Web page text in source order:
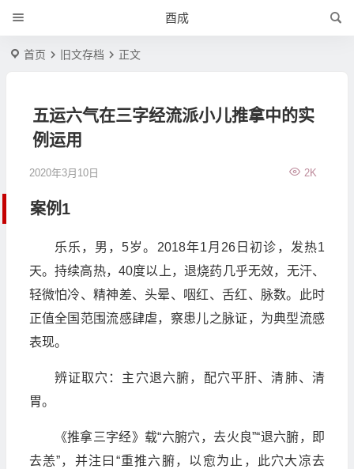
酉成
首页 旧文存档 正文
五运六气在三字经流派小儿推拿中的实
例运用
2020年3月10日 2K
案例1
乐乐，男，5岁。2018年1月26日初诊，发热1
天。持续高热，40度以上，退烧药几乎无效，无汗、
轻微怕冷、精神差、头晕、咽红、舌红、脉数。此时
正值全国范围流感肆虐，察患儿之脉证，为典型流感
表现。
辨证取穴：主穴退六腑，配穴平肝、清肺、清
胃。
《推拿三字经》载“六腑穴，去火良”“退六腑，即
去恙”，并注曰“重推六腑，以愈为止，此穴大凉去